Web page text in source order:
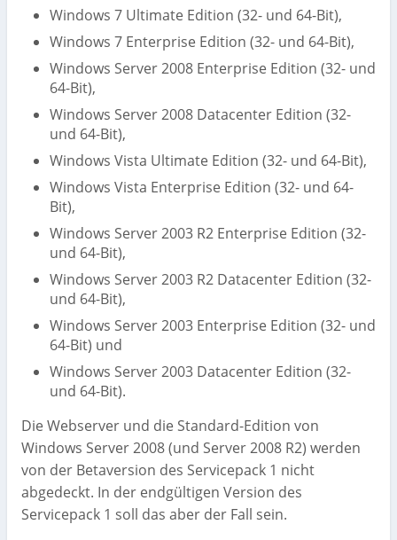
Windows 7 Ultimate Edition (32- und 64-Bit),
Windows 7 Enterprise Edition (32- und 64-Bit),
Windows Server 2008 Enterprise Edition (32- und
64-Bit),
Windows Server 2008 Datacenter Edition (32-
und 64-Bit),
Windows Vista Ultimate Edition (32- und 64-Bit),
Windows Vista Enterprise Edition (32- und 64-
Bit),
Windows Server 2003 R2 Enterprise Edition (32-
und 64-Bit),
Windows Server 2003 R2 Datacenter Edition (32-
und 64-Bit),
Windows Server 2003 Enterprise Edition (32- und
64-Bit) und
Windows Server 2003 Datacenter Edition (32-
und 64-Bit).
Die Webserver und die Standard-Edition von
Windows Server 2008 (und Server 2008 R2) werden
von der Betaversion des Servicepack 1 nicht
abgedeckt. In der endgültigen Version des
Servicepack 1 soll das aber der Fall sein.